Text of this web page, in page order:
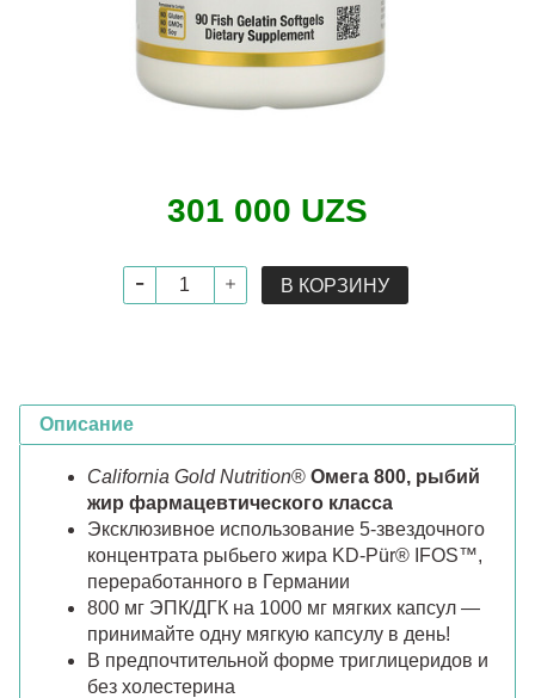
301 000 UZS
В КОРЗИНУ
Описание
California Gold Nutrition® Омега 800, рыбий
жир фармацевтического класса
Эксклюзивное использование 5-звездочного
концентрата рыбьего жира KD-Pür® IFOS™,
переработанного в Германии
800 мг ЭПК/ДГК на 1000 мг мягких капсул —
принимайте одну мягкую капсулу в день!
В предпочтительной форме триглицеридов и
без холестерина